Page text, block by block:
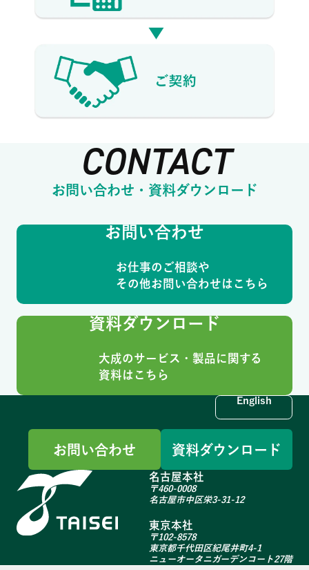
CONTACT
お問い合わせ・資料ダウンロード
お問い合わせ
お仕事のご相談や
その他お問い合わせはこちら
資料ダウンロード
大成のサービス・製品に関する
資料はこちら
English
お問い合わせ 資料ダウンロード
名古屋本社
〒460-0008
名古屋市中区栄3-31-12
東京本社
〒102-8578
東京都千代田区紀尾井町4-1
ニューオータニガーデンコート27階